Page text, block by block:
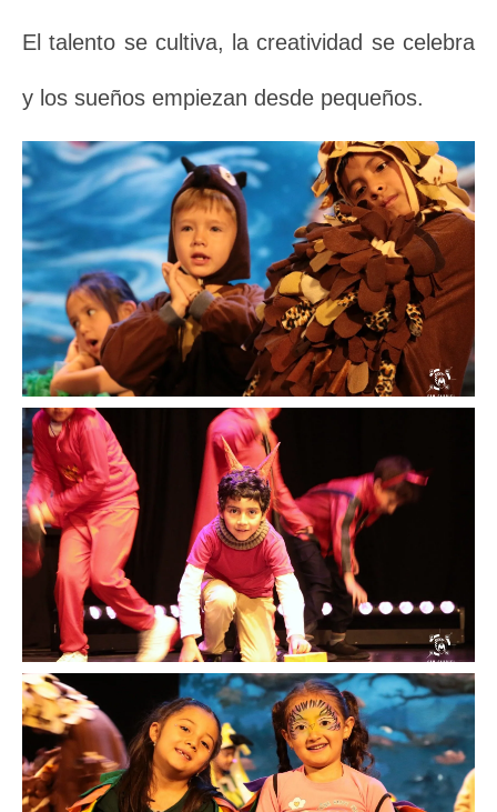
El talento se cultiva, la creatividad se celebra
y los sueños empiezan desde pequeños.